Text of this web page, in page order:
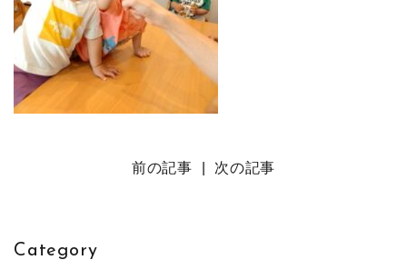
Category
前の記事 次の記事